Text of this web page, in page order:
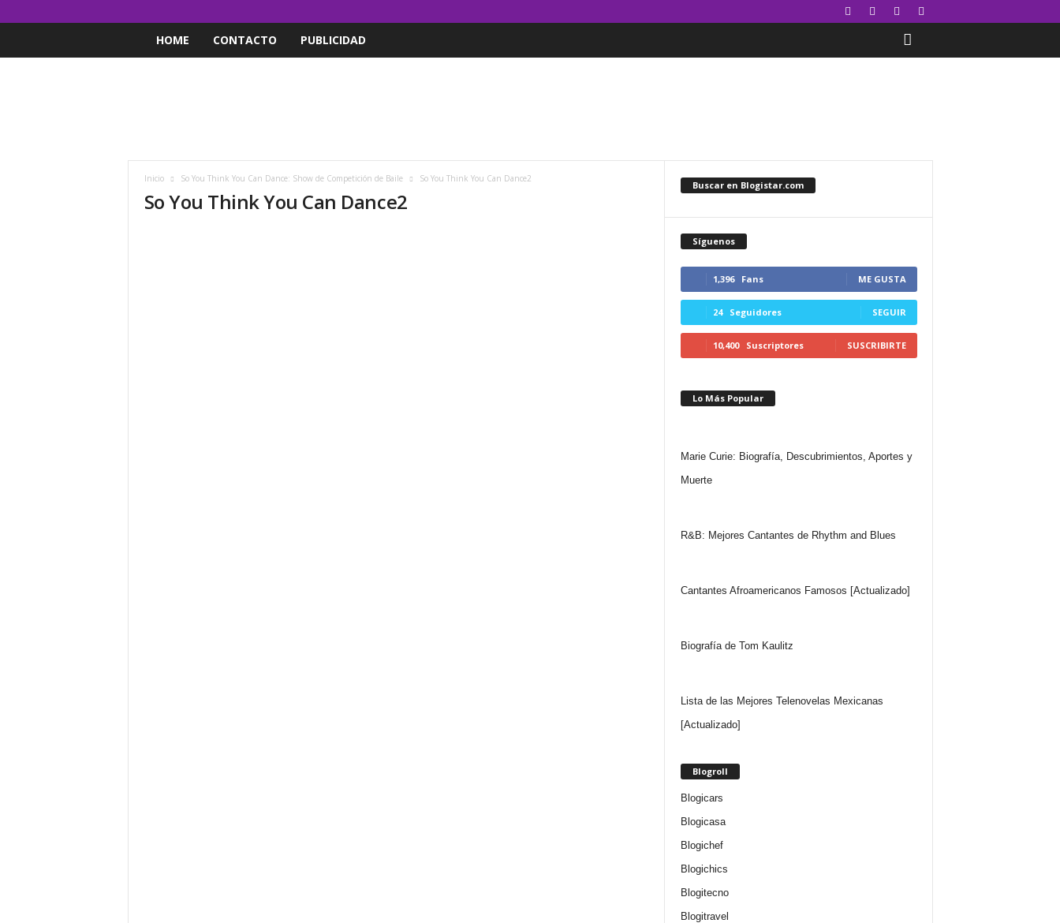
HOME CONTACTO PUBLICIDAD
Inicio So You Think You Can Dance: Show de Competición de Baile So You Think You Can Dance2
So You Think You Can Dance2
Buscar en Blogistar.com
Síguenos
1,396 Fans ME GUSTA
24 Seguidores SEGUIR
10,400 Suscriptores SUSCRIBIRTE
Lo Más Popular
Marie Curie: Biografía, Descubrimientos, Aportes y
Muerte
R&B: Mejores Cantantes de Rhythm and Blues
Cantantes Afroamericanos Famosos [Actualizado]
Biografía de Tom Kaulitz
Lista de las Mejores Telenovelas Mexicanas
[Actualizado]
Blogroll
Blogicars
Blogicasa
Blogichef
Blogichics
Blogitecno
Blogitravel